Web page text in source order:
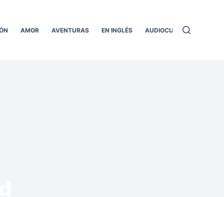
AMOR AVENTURAS EN INGLÉS AUDIOCUENTOS